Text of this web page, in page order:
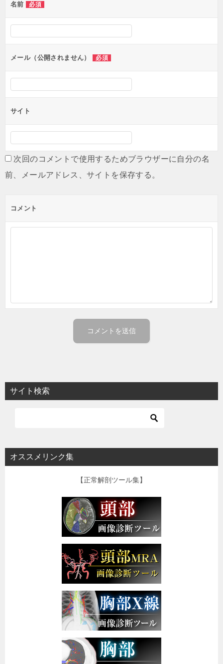
名前 必須
メール（公開されません） 必須
サイト
次回のコメントで使用するためブラウザーに自分の名
前、メールアドレス、サイトを保存する。
コメント
サイト検索
オススメリンク集
【正常解剖ツール集】